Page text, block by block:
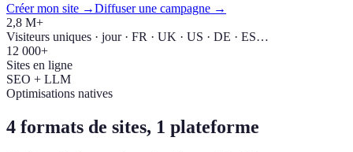
Créer mon site →Diffuser une campagne →
2,8 M+
Visiteurs uniques · jour · FR · UK · US · DE · ES…
12 000+
Sites en ligne
SEO + LLM
Optimisations natives
4 formats de sites, 1 plateforme